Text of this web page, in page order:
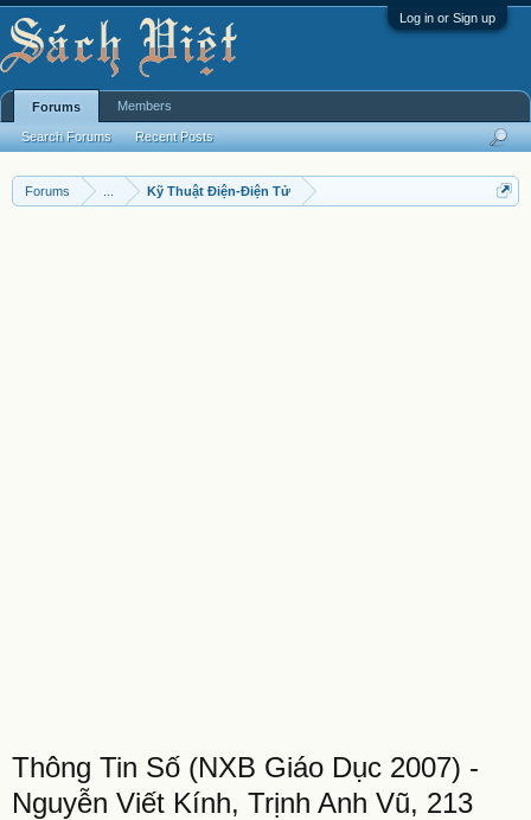
Log in or Sign up
Forums Kỹ Thuật Điện-Điện Tử
Thông Tin Số (NXB Giáo Dục 2007) -
Nguyễn Viết Kính, Trịnh Anh Vũ, 213
Forums
Search Forums Recent Posts
Members